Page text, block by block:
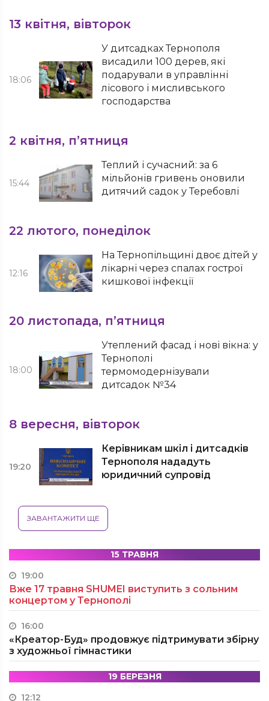
13 квітня, вівторок
18:06
У дитсадках Тернополя
висадили 100 дерев, які
подарували в управлінні
лісового і мисливського
господарства
2 квітня, п’ятниця
15:44
Теплий і сучасний: за 6
мільйонів гривень оновили
дитячий садок у Теребовлі
22 лютого, понеділок
12:16
На Тернопільщині двоє дітей у
лікарні через спалах гострої
кишкової інфекції
20 листопада, п’ятниця
18:00
Утеплений фасад і нові вікна: у
Тернополі
термомодернізували
дитсадок №34
8 вересня, вівторок
19:20
Керівникам шкіл і дитсадків
Тернополя нададуть
юридичний супровід
ЗАВАНТАЖИТИ ЩЕ
15 ТРАВНЯ
19:00
Вже 17 травня SHUMEI виступить з сольним
концертом у Тернополі
16:00
«Креатор-Буд» продовжує підтримувати збірну
з художньої гімнастики
19 БЕРЕЗНЯ
12:12